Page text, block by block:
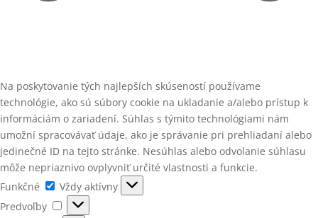
Na poskytovanie tých najlepších skúseností používame
technológie, ako sú súbory cookie na ukladanie a/alebo prístup k
informáciám o zariadení. Súhlas s týmito technológiami nám
umožní spracovávať údaje, ako je správanie pri prehliadaní alebo
jedinečné ID na tejto stránke. Nesúhlas alebo odvolanie súhlasu
môže nepriaznivo ovplyvniť určité vlastnosti a funkcie.
Funkčné
Funkčné
Vždy aktívny
Predvoľby
Predvoľby